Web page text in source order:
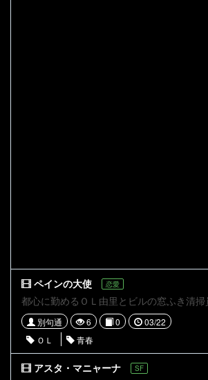
ペインの大使 恋愛
別句通 6 0
03/22
ＯＬ
青春
アスタ・マニャーナ SF